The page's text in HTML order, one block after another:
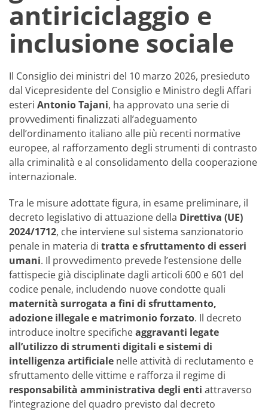
antiriciclaggio e
inclusione sociale
Il Consiglio dei ministri del 10 marzo 2026, presieduto
dal Vicepresidente del Consiglio e Ministro degli Affari
esteri Antonio Tajani, ha approvato una serie di
provvedimenti finalizzati all’adeguamento
dell’ordinamento italiano alle più recenti normative
europee, al rafforzamento degli strumenti di contrasto
alla criminalità e al consolidamento della cooperazione
internazionale.
Tra le misure adottate figura, in esame preliminare, il
decreto legislativo di attuazione della Direttiva (UE)
2024/1712, che interviene sul sistema sanzionatorio
penale in materia di tratta e sfruttamento di esseri
umani. Il provvedimento prevede l’estensione delle
fattispecie già disciplinate dagli articoli 600 e 601 del
codice penale, includendo nuove condotte quali
maternità surrogata a fini di sfruttamento,
adozione illegale e matrimonio forzato. Il decreto
introduce inoltre specificheaggravanti legate
all’utilizzo di strumenti digitali e sistemi di
intelligenza artificiale nelle attività di reclutamento e
sfruttamento delle vittime e rafforza il regime di
responsabilità amministrativa degli enti attraverso
l’integrazione del quadro previsto dal decreto